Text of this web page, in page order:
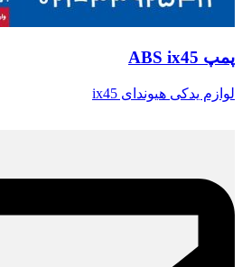
پمپ ABS ix45
لوازم یدکی هیوندای ix45